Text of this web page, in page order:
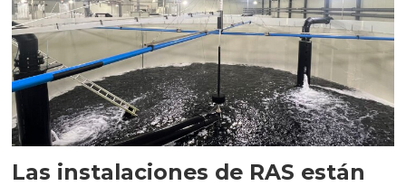
Las instalaciones de RAS están